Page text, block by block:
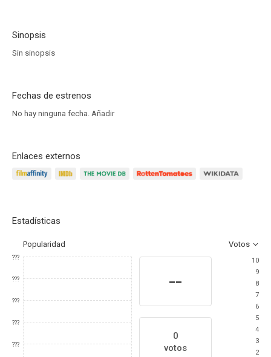
Sinopsis
Sin sinopsis
Fechas de estrenos
No hay ninguna fecha. Añadir
Enlaces externos
Estadísticas
Popularidad Votos
???
???
???
???
???
--
0
votos
10
9
8
7
6
5
4
3
2